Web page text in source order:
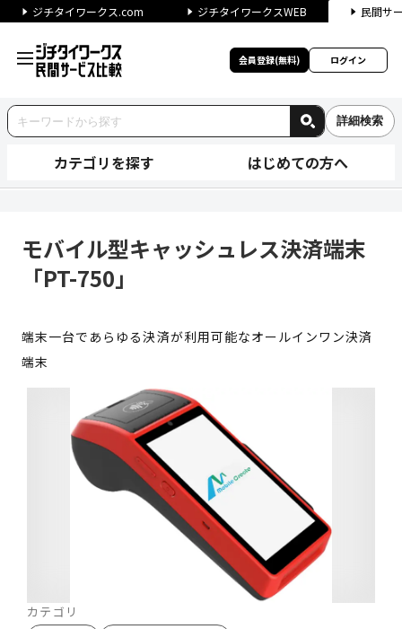
ジチタイワークス.com ジチタイワークスWEB 民間サ
会員登録(無料) ログイン
詳細検索
カテゴリを探す はじめての方へ
モバイル型キャッシュレス決済端末
「PT-750」
端末一台であらゆる決済が利用可能なオールインワン決済
端末
カテゴリ